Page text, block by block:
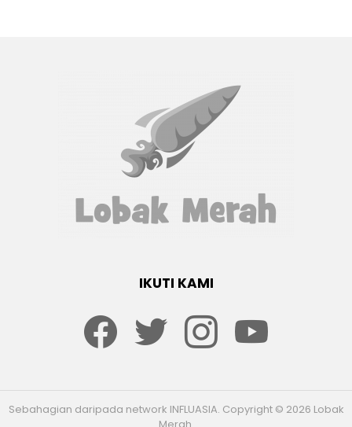
IKUTI KAMI
Sebahagian daripada network INFLUASIA. Copyright © 2026 Lobak